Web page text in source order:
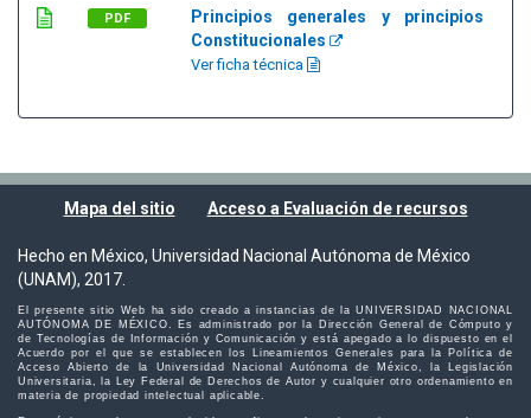
PDF
Principios generales y principios
Constitucionales
Ver ficha técnica
Mapa del sitio Acceso a Evaluación de recursos
Hecho en México, Universidad Nacional Autónoma de México
(UNAM), 2017.
El presente sitio Web ha sido creado a instancias de la UNIVERSIDAD NACIONAL
AUTÓNOMA DE MÉXICO. Es administrado por la Dirección General de Cómputo y
de Tecnologías de Información y Comunicación y está apegado a lo dispuesto en el
Acuerdo por el que se establecen los Lineamientos Generales para la Política de
Acceso Abierto de la Universidad Nacional Autónoma de México, la Legislación
Universitaria, la Ley Federal de Derechos de Autor y cualquier otro ordenamiento en
materia de propiedad intelectual aplicable.